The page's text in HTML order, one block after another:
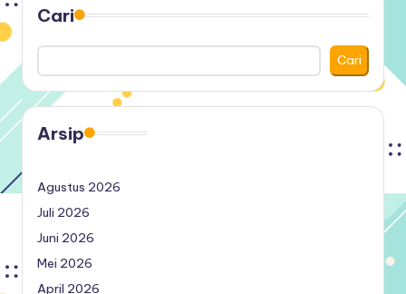
Cari
Cari
Arsip
Agustus 2026
Juli 2026
Juni 2026
Mei 2026
April 2026